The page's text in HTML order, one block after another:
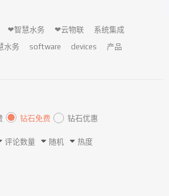
❤智慧水务 ❤云物联
系统集成
水务 software devices
产品
钻石免费 钻石优惠
评论数量 随机 热度